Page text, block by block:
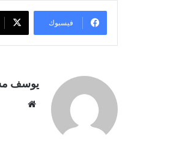
فيسبوك
يوسف